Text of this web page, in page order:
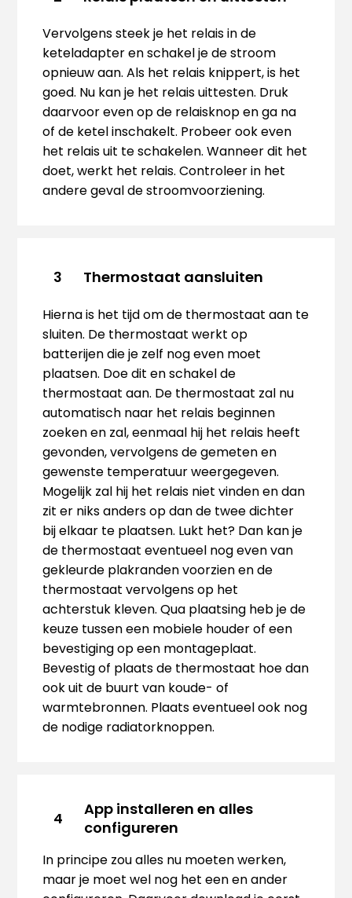
Vervolgens steek je het relais in de
keteladapter en schakel je de stroom
opnieuw aan. Als het relais knippert, is het
goed. Nu kan je het relais uittesten. Druk
daarvoor even op de relaisknop en ga na
of de ketel inschakelt. Probeer ook even
het relais uit te schakelen. Wanneer dit het
doet, werkt het relais. Controleer in het
andere geval de stroomvoorziening.
3 Thermostaat aansluiten
Hierna is het tijd om de thermostaat aan te
sluiten. De thermostaat werkt op
batterijen die je zelf nog even moet
plaatsen. Doe dit en schakel de
thermostaat aan. De thermostaat zal nu
automatisch naar het relais beginnen
zoeken en zal, eenmaal hij het relais heeft
gevonden, vervolgens de gemeten en
gewenste temperatuur weergegeven.
Mogelijk zal hij het relais niet vinden en dan
zit er niks anders op dan de twee dichter
bij elkaar te plaatsen. Lukt het? Dan kan je
de thermostaat eventueel nog even van
gekleurde plakranden voorzien en de
thermostaat vervolgens op het
achterstuk kleven. Qua plaatsing heb je de
keuze tussen een mobiele houder of een
bevestiging op een montageplaat.
Bevestig of plaats de thermostaat hoe dan
ook uit de buurt van koude- of
warmtebronnen. Plaats eventueel ook nog
de nodige radiatorknoppen.
4
App installeren en alles
configureren
In principe zou alles nu moeten werken,
maar je moet wel nog het een en ander